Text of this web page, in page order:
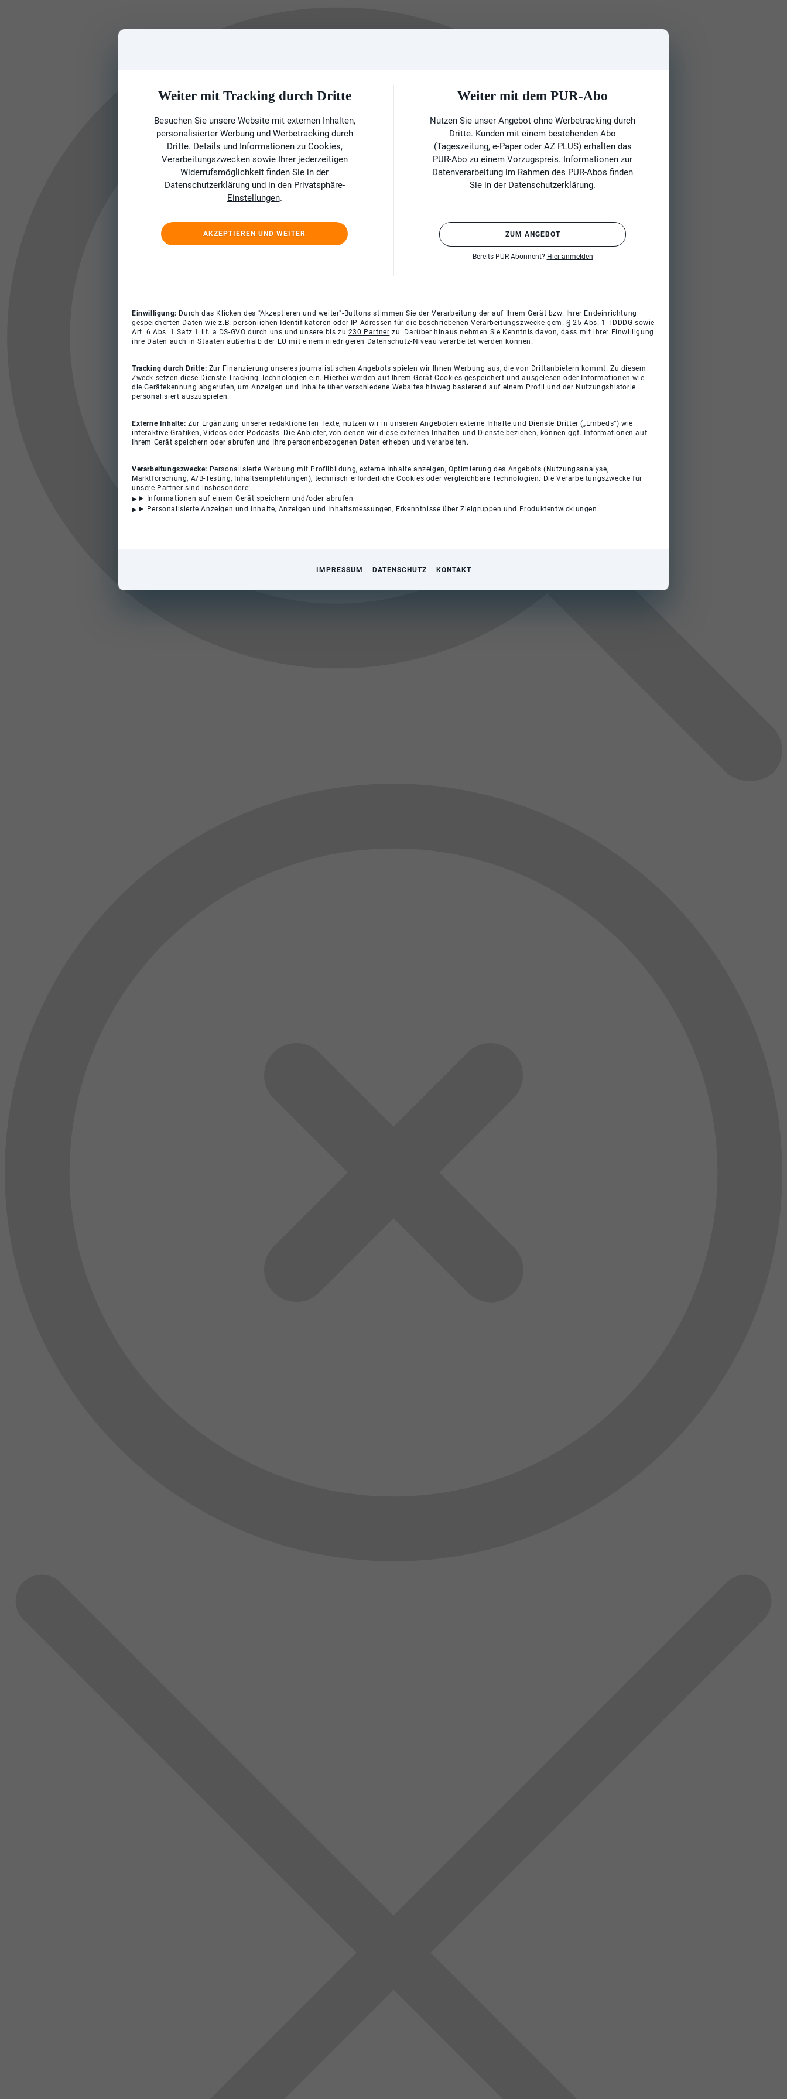
Weiter mit Tracking durch Dritte
Besuchen Sie unsere Website mit externen Inhalten,
personalisierter Werbung und Werbetracking durch
Dritte. Details und Informationen zu Cookies,
Verarbeitungszwecken sowie Ihrer jederzeitigen
Widerrufsmöglichkeit finden Sie in der
Datenschutzerklärungund in den Privatsphäre-
Einstellungen.
AKZEPTIEREN UND WEITER
Weiter mit dem PUR-Abo
Nutzen Sie unser Angebot ohne Werbetracking durch
Dritte. Kunden mit einem bestehenden Abo
(Tageszeitung, e-Paper oder AZ PLUS) erhalten das
PUR-Abo zu einem Vorzugspreis. Informationen zur
Datenverarbeitung im Rahmen des PUR-Abos finden
Sie in der Datenschutzerklärung.
ZUM ANGEBOT
Bereits PUR-Abonnent? Hier anmelden
Einwilligung: Durch das Klicken des "Akzeptieren und weiter"-Buttons stimmen Sie der Verarbeitung der auf Ihrem Gerät bzw. Ihrer Endeinrichtung
gespeicherten Daten wie z.B. persönlichen Identifikatoren oder IP-Adressen für die beschriebenen Verarbeitungszwecke gem. § 25 Abs. 1 TDDDG sowie
Art. 6 Abs. 1 Satz 1 lit. a DS-GVO durch uns und unsere bis zu 230 Partner zu. Darüber hinaus nehmen Sie Kenntnis davon, dass mit ihrer Einwilligung
ihre Daten auch in Staaten außerhalb der EU mit einem niedrigeren Datenschutz-Niveau verarbeitet werden können.
Tracking durch Dritte: Zur Finanzierung unseres journalistischen Angebots spielen wir Ihnen Werbung aus, die von Drittanbietern kommt. Zu diesem
Zweck setzen diese Dienste Tracking-Technologien ein. Hierbei werden auf Ihrem Gerät Cookies gespeichert und ausgelesen oder Informationen wie
die Gerätekennung abgerufen, um Anzeigen und Inhalte über verschiedene Websites hinweg basierend auf einem Profil und der Nutzungshistorie
personalisiert auszuspielen.
Externe Inhalte:Zur Ergänzung unserer redaktionellen Texte, nutzen wir in unseren Angeboten externe Inhalte und Dienste Dritter („Embeds“) wie
interaktive Grafiken, Videos oder Podcasts. Die Anbieter, von denen wir diese externen Inhalten und Dienste beziehen, können ggf. Informationen auf
Ihrem Gerät speichern oder abrufen und Ihre personenbezogenen Daten erheben und verarbeiten.
Verarbeitungszwecke: Personalisierte Werbung mit Profilbildung, externe Inhalte anzeigen, Optimierung des Angebots (Nutzungsanalyse,
Marktforschung, A/B-Testing, Inhaltsempfehlungen), technisch erforderliche Cookies oder vergleichbare Technologien. Die Verarbeitungszwecke für
unsere Partner sind insbesondere:
Informationen auf einem Gerät speichern und/oder abrufen
Personalisierte Anzeigen und Inhalte, Anzeigen und Inhaltsmessungen, Erkenntnisse über Zielgruppen und Produktentwicklungen
IMPRESSUM DATENSCHUTZ KONTAKT